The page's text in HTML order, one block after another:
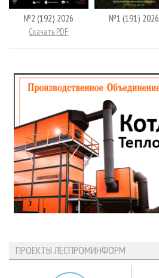
№2 (192) 2026
Скачать PDF
№1 (191) 2026
ПРОЕКТЫ ЛЕСПРОМИНФОРМ